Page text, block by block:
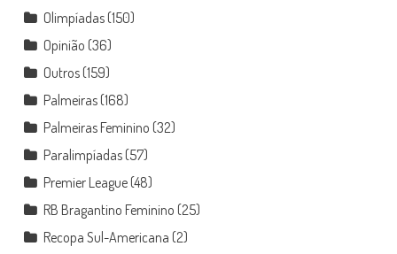
Olimpíadas(150)
Opinião (36)
Outros(159)
Palmeiras(168)
Palmeiras Feminino (32)
Paralimpíadas(57)
Premier League(48)
RB Bragantino Feminino (25)
Recopa Sul-Americana (2)